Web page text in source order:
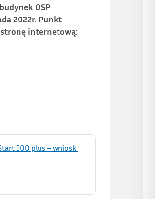
OSP
2022r. Punkt
stronę internetową:
300 plus – wnioski